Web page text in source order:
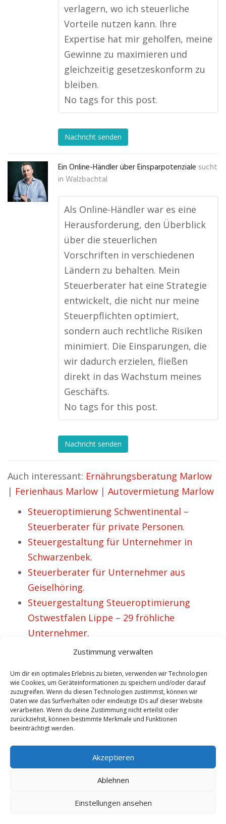
Zustimmung verwalten
Um dir ein optimales Erlebnis zu bieten, verwenden wir Technologien
wie Cookies, um Geräteinformationen zu speichern und/oder darauf
zuzugreifen. Wenn du diesen Technologien zustimmst, können wir
Daten wie das Surfverhalten oder eindeutige IDs auf dieser Website
verarbeiten. Wenn du deine Zustimmung nicht erteilst oder
zurückziehst, können bestimmte Merkmale und Funktionen
beeinträchtigt werden.
Akzeptieren
Ablehnen
Einstellungen ansehen
verlagern, wo ich steuerliche
Vorteile nutzen kann. Ihre
Expertise hat mir geholfen, meine
Gewinne zu maximieren und
gleichzeitig gesetzeskonform zu
bleiben.
No tags for this post.
Nachricht senden
Ein Online-Händler über Einsparpotenziale sucht
in Walzbachtal
Als Online-Händler war es eine
Herausforderung, den Überblick
über die steuerlichen
Vorschriften in verschiedenen
Ländern zu behalten. Mein
Steuerberater hat eine Strategie
entwickelt, die nicht nur meine
Steuerpflichten optimiert,
sondern auch rechtliche Risiken
minimiert. Die Einsparungen, die
wir dadurch erzielen, fließen
direkt in das Wachstum meines
Geschäfts.
No tags for this post.
Nachricht senden
Auch interessant: Ernährungsberatung Marlow
| Ferienhaus Marlow | Autovermietung Marlow
Steueroptimierung Schwentinental –
Steuerberater für private Personen.
Steuergestaltung für Unternehmer in
Schwarzenbek.
Steuerberater für Unternehmer aus
Geiselhöring.
Steuergestaltung Steueroptimierung
Ostwestfalen Lippe – 29 fröhliche
Unternehmer.
Steuergestaltung für private Personen aus
Steuergestaltung für Unternehmen in
Tettnang.
Steuern sparen für Unternehmen nahe
Langenau.
No tags for this post.
Copyright 2025 by besitogo.com - Steuergestaltung - Steueroptimierung